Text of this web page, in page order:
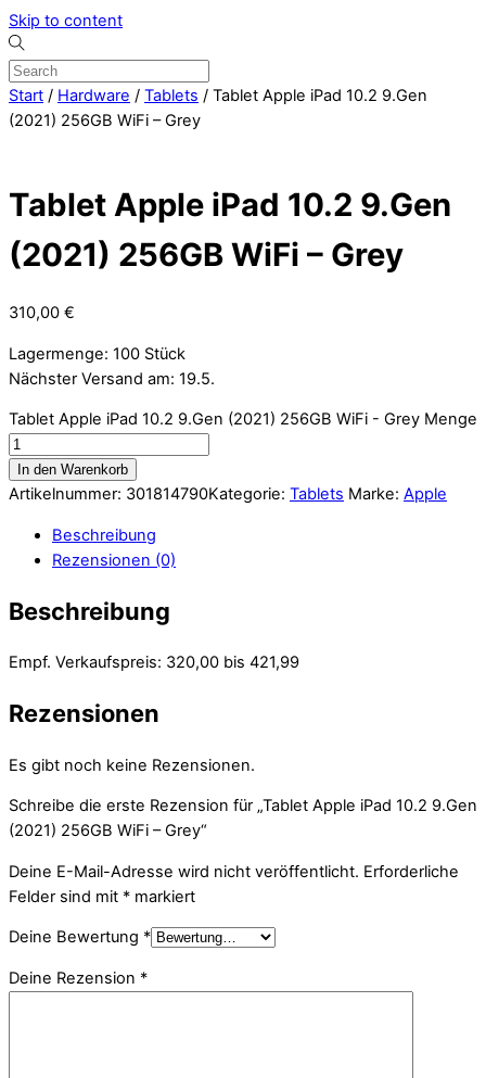
Skip to content
Start / Hardware / Tablets / Tablet Apple iPad 10.2 9.Gen
(2021) 256GB WiFi – Grey
Tablet Apple iPad 10.2 9.Gen
(2021) 256GB WiFi – Grey
310,00 €
Lagermenge: 100 Stück
Nächster Versand am: 19.5.
Tablet Apple iPad 10.2 9.Gen (2021) 256GB WiFi - Grey Menge
In den Warenkorb
Artikelnummer: 301814790Kategorie: Tablets Marke: Apple
Beschreibung
Rezensionen (0)
Beschreibung
Empf. Verkaufspreis: 320,00 bis 421,99
Rezensionen
Es gibt noch keine Rezensionen.
Schreibe die erste Rezension für „Tablet Apple iPad 10.2 9.Gen
(2021) 256GB WiFi – Grey“
Deine E-Mail-Adresse wird nicht veröffentlicht. Erforderliche
Felder sind mit * markiert
Deine Bewertung *
Deine Rezension *